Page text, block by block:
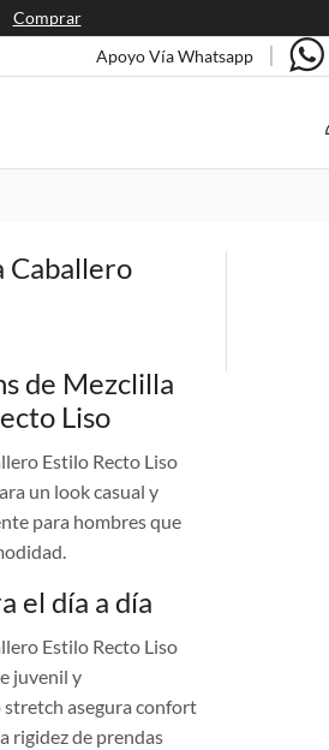
Comprar
Apoyo Vía Whatsapp
Caballero
de Mezclilla
Liso
Estilo Recto Liso
un look casual y
para hombres que
el día a día
Estilo Recto Liso
juvenil y
stretch asegura confort
rigidez de prendas